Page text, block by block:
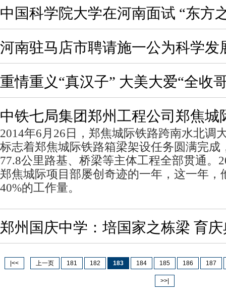
中国科学院大学在河南面试 “东方
河南驻马店市聘请施一公为科学发
重情重义“真汉子” 大美大爱“全收
中铁七局集团郑州工程公司郑焦城
2014年6月26日，郑焦城际铁路跨南水北调
标志着郑焦城际铁路箱梁架设任务圆满完成
77.8公里路基、桥梁等主体工程全部贯通。
郑焦城际项目部屡创奇迹的一年，这一年，
40%的工作量。
郑州国庆中学：培国家之栋梁 育
|<< 上一页 181 182 183 184 185 186 187
>>|